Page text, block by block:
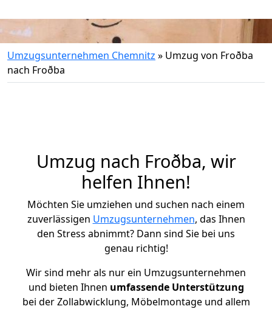
Umzugsunternehmen Chemnitz » Umzug von Froðba
nach Froðba
Umzug nach Froðba, wir
helfen Ihnen!
Möchten Sie umziehen und suchen nach einem
zuverlässigen Umzugsunternehmen, das Ihnen
den Stress abnimmt? Dann sind Sie bei uns
genau richtig!
Wir sind mehr als nur ein Umzugsunternehmen
und bieten Ihnen umfassende Unterstützung
bei der Zollabwicklung, Möbelmontage und allem